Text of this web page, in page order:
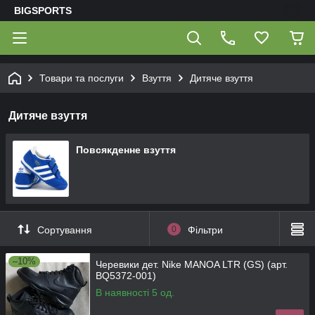
BIGSPORTS
Товари та послуги Взуття Дитяче взуття
Дитяче взуття
Повсякденне взуття
Сортування 0 Фільтри
–10%
Черевики дет. Nike MANOA LTR (GS) (арт.
BQ5372-001)
В наявності 5 од.